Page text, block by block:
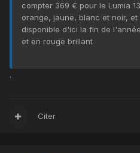
compter 369 € pour le Lumia
orange, jaune, blanc et noir,
disponible d'ici la fin de
et en rouge brillant
.
Citer